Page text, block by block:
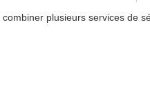
combiner plusieurs services de